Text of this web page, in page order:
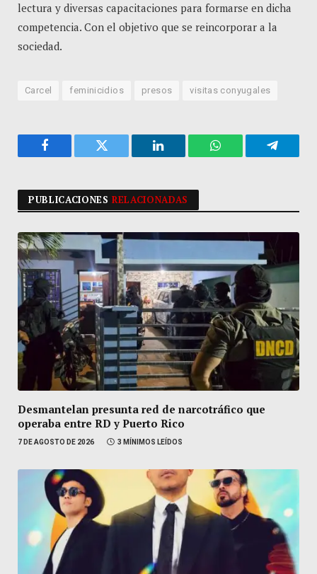
lectura y diversas capacitaciones para formarse en dicha
competencia. Con el objetivo que se reincorporar a la
sociedad.
Carcel feminicidios presos visitas conyugales
Facebook Twitter LinkedIn WhatsApp
PUBLICACIONESRELACIONADAS
Desmantelan presunta red de narcotráfico que
operaba entre RD y Puerto Rico
7 DE AGOSTO DE 2026 3 MÍNIMOS LEÍDOS